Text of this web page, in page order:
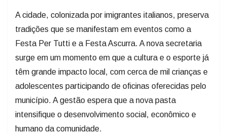
A cidade, colonizada por imigrantes italianos, preserva
tradições que se manifestam em eventos como a
Festa Per Tutti e a Festa Ascurra. A nova secretaria
surge em um momento em que a cultura e o esporte já
têm grande impacto local, com cerca de mil crianças e
adolescentes participando de oficinas oferecidas pelo
município. A gestão espera que a nova pasta
intensifique o desenvolvimento social, econômico e
humano da comunidade.